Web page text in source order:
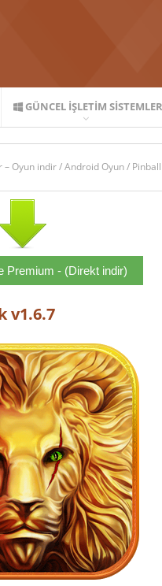
GÜNCEL İŞLETIM SISTEMLER
– Oyun indir/Android Oyun/
Premium - (Direkt indir)
v1.6.7